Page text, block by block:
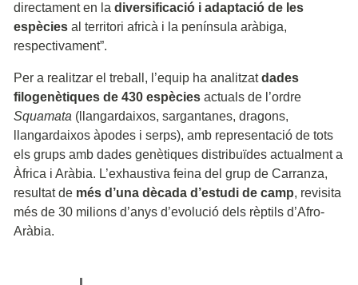
directament en la diversificació i adaptació de les
espècies al territori africà i la península aràbiga,
respectivament”.
Per a realitzar el treball, l’equip ha analitzatdades
filogenètiques de 430 espècies actuals de l’ordre
Squamata (llangardaixos, sargantanes, dragons,
llangardaixos àpodes i serps), amb representació de tots
els grups amb dades genètiques distribuïdes actualment a
Àfrica i Aràbia. L’exhaustiva feina del grup de Carranza,
resultat de més d’una dècada d’estudi de camp, revisita
més de 30 milions d’anys d’evolució dels rèptils d’Afro-
Aràbia.